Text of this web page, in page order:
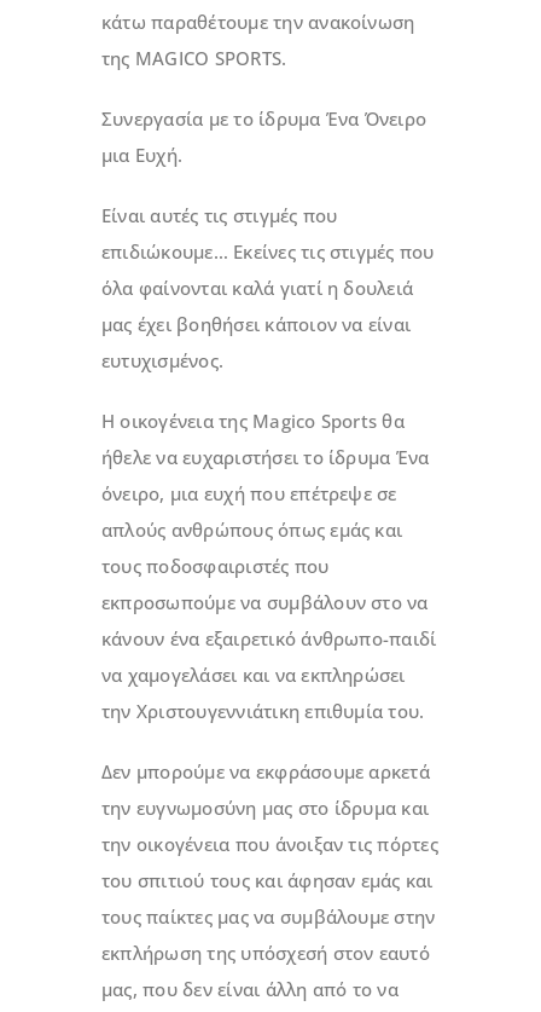
κάτω παραθέτουμε την ανακοίνωση
της MAGICO SPORTS.
Συνεργασία με το ίδρυμα Ένα Όνειρο
μια Ευχή.
Είναι αυτές τις στιγμές που
επιδιώκουμε… Εκείνες τις στιγμές που
όλα φαίνονται καλά γιατί η δουλειά
μας έχει βοηθήσει κάποιον να είναι
ευτυχισμένος.
Η οικογένεια της Magico Sports θα
ήθελε να ευχαριστήσει το ίδρυμα Ένα
όνειρο, μια ευχή που επέτρεψε σε
απλούς ανθρώπους όπως εμάς και
τους ποδοσφαιριστές που
εκπροσωπούμε να συμβάλουν στο να
κάνουν ένα εξαιρετικό άνθρωπο-παιδί
να χαμογελάσει και να εκπληρώσει
την Χριστουγεννιάτικη επιθυμία του.
Δεν μπορούμε να εκφράσουμε αρκετά
την ευγνωμοσύνη μας στο ίδρυμα και
την οικογένεια που άνοιξαν τις πόρτες
του σπιτιού τους και άφησαν εμάς και
τους παίκτες μας να συμβάλουμε στην
εκπλήρωση της υπόσχεσή στον εαυτό
μας, που δεν είναι άλλη από το να